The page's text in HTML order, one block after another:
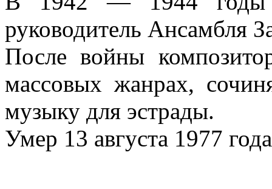
руководитель Ансамбля
После войны
массовых жанрах,
музыку для эстрады.
Умер 13 августа 1977